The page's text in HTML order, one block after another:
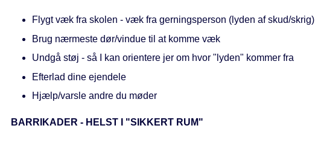
Flygt væk fra skolen - væk fra gerningsperson (lyden af skud/skrig)
Brug nærmeste dør/vindue til at komme væk
Undgå støj - så I kan orientere jer om hvor "lyden" kommer fra
Efterlad dine ejendele
Hjælp/varsle andre du møder
BARRIKADER - HELST I "SIKKERT RUM"